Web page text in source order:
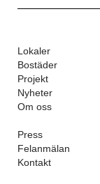
Lokaler
Bostäder
Projekt
Nyheter
Om oss
Press
Felanmälan
Kontakt